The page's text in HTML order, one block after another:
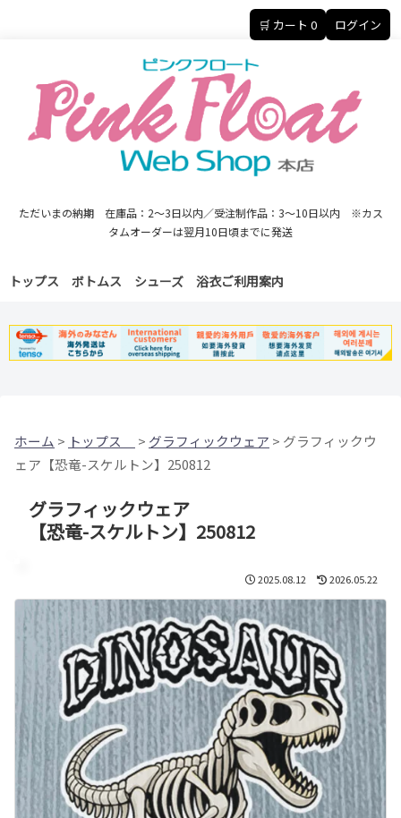
ただいまの納期 在庫品：2～3日以内／受注制作品：3～10日以内 ※カス
タムオーダーは翌月10日頃までに発送
トップス ボトムス シューズ 浴衣ご利用案内
ホーム > トップス > グラフィックウェア > グラフィックウ
ェア【恐竜-スケルトン】250812
グラフィックウェア
【恐竜-スケルトン】250812
2025.08.12 2026.05.22
🛒 カート 0 ログイン